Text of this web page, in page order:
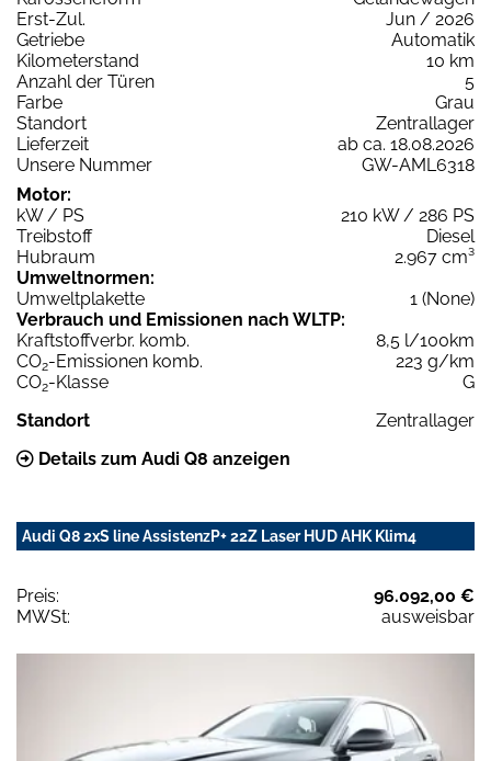
Erst-Zul.
Jun / 2026
Getriebe
Automatik
Kilometerstand
10 km
Anzahl der Türen
5
Farbe
Grau
Standort
Zentrallager
Lieferzeit
ab ca. 18.08.2026
Unsere Nummer
GW-AML6318
Motor:
kW / PS
210 kW / 286 PS
Treibstoff
Diesel
Hubraum
2.967 cm³
Umweltnormen:
Umweltplakette
1 (None)
Verbrauch und Emissionen nach WLTP:
Kraftstoffverbr. komb.
8,5 l/100km
CO2-Emissionen komb.
223 g/km
CO2-Klasse
G
Standort
Zentrallager
Details zum Audi Q8 anzeigen
Audi Q8 2xS line AssistenzP+ 22Z Laser HUD AHK Klim4
Preis:
96.092,00 €
MWSt:
ausweisbar